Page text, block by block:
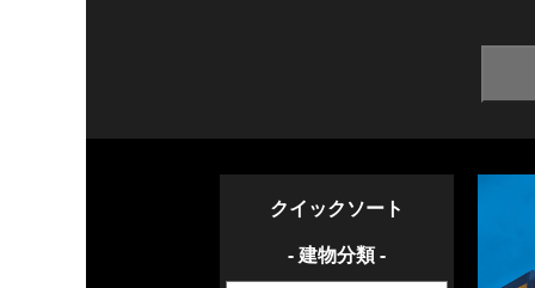
クイックソート
- 建物分類 -